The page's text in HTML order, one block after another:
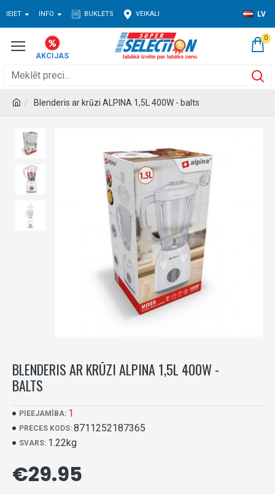
IEIET INFO BUKLETS VEIKALI LV
0
Blenderis ar krūzi ALPINA 1,5L 400W - balts
BLENDERIS AR KRŪZI ALPINA 1,5L 400W -
BALTS
PIEEJAMĪBA: 1
PRECES KODS: 8711252187365
SVARS: 1.22kg
€29.95